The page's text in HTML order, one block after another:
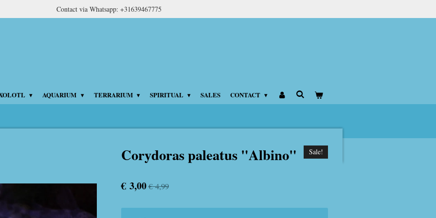
Contact via Whatsapp: +31639467775
AQUARIUM TERRARIUM SPIRITUAL SALES CONTACT
Corydoras paleatus "Albino" Sale!
€ 3,00€ 4,99